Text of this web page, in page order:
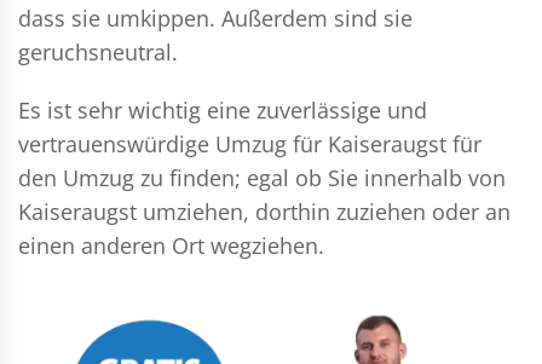
dass sie umkippen. Außerdem sind sie
geruchsneutral.
Es ist sehr wichtig eine zuverlässige und
vertrauenswürdige Umzug für Kaiseraugst für
den Umzug zu finden; egal ob Sie innerhalb von
Kaiseraugst umziehen, dorthin zuziehen oder an
einen anderen Ort wegziehen.